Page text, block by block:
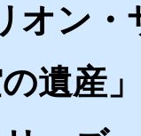
リオン
の遺